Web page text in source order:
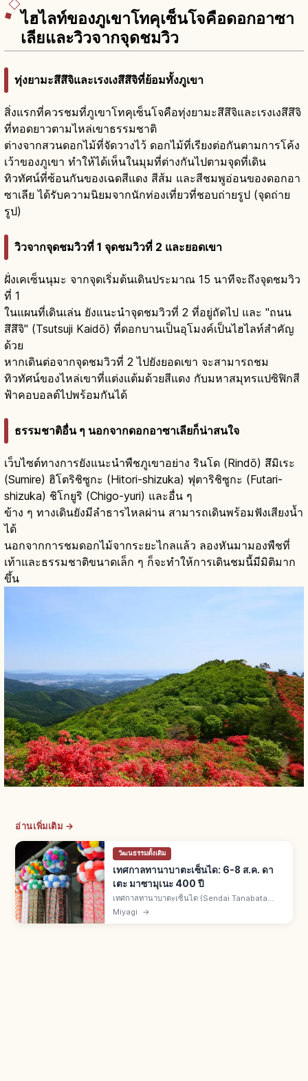
ไฮไลท์ของภูเขาโทคุเซ็นโจคือดอกอาซา
เลียและวิวจากจุดชมวิว
ทุ่งยามะสึสึจิและเรงเงสึสึจิที่ย้อมทั้งภูเขา
สิ่งแรกที่ควรชมที่ภูเขาโทคุเซ็นโจคือทุ่งยามะสึสึจิและเรงเงสึสึจิ
ที่ทอดยาวตามไหล่เขาธรรมชาติ
ต่างจากสวนดอกไม้ที่จัดวางไว้ ดอกไม้ที่เรียงต่อกันตามการโค้ง
เว้าของภูเขา ทำให้ได้เห็นในมุมที่ต่างกันไปตามจุดที่เดิน
ทิวทัศน์ที่ซ้อนกันของเฉดสีแดง สีส้ม และสีชมพูอ่อนของดอกอา
ซาเลีย ได้รับความนิยมจากนักท่องเที่ยวที่ชอบถ่ายรูป (จุดถ่าย
รูป)
วิวจากจุดชมวิวที่ 1 จุดชมวิวที่ 2 และยอดเขา
ฝั่งเคเซ็นนุมะ จากจุดเริ่มต้นเดินประมาณ 15 นาทีจะถึงจุดชมวิว
ที่ 1
ในแผนที่เดินเล่น ยังแนะนำจุดชมวิวที่ 2 ที่อยู่ถัดไป และ "ถนน
สึสึจิ" (Tsutsuji Kaidō) ที่ดอกบานเป็นอุโมงค์เป็นไฮไลท์สำคัญ
ด้วย
หากเดินต่อจากจุดชมวิวที่ 2 ไปยังยอดเขา จะสามารถชม
ทิวทัศน์ของไหล่เขาที่แต่งแต้มด้วยสีแดง กับมหาสมุทรแปซิฟิกสี
ฟ้าคอบอลต์ไปพร้อมกันได้
ธรรมชาติอื่น ๆ นอกจากดอกอาซาเลียก็น่าสนใจ
เว็บไซต์ทางการยังแนะนำพืชภูเขาอย่าง รินโด (Rindō) สึมิเระ
(Sumire) ฮิโตริชิซูกะ (Hitori-shizuka) ฟุตาริชิซูกะ (Futari-
shizuka) ชิโกยูริ (Chigo-yuri) และอื่น ๆ
ข้าง ๆ ทางเดินยังมีลำธารไหลผ่าน สามารถเดินพร้อมฟังเสียงน้ำ
ได้
นอกจากการชมดอกไม้จากระยะไกลแล้ว ลองหันมามองพืชที่
เท้าและธรรมชาติขนาดเล็ก ๆ ก็จะทำให้การเดินชมนี้มีมิติมาก
ขึ้น
อ่านเพิ่มเติม →
วัฒนธรรมดั้งเดิม
เทศกาลทานาบาตะเซ็นได: 6-8 ส.ค. ดา
เตะ มาซามุเนะ 400 ปี
เทศกาลทานาบาตะเซ็นได (Sendai Tanabata
Matsuri) คืองานหน้าร้อนเซ็นได จ.มิยางิ จัด 6-8
ส.ค. ทุกปี สืบทอด 400 ปีจากดาเตะ มาซามุเนะ
Miyagi →